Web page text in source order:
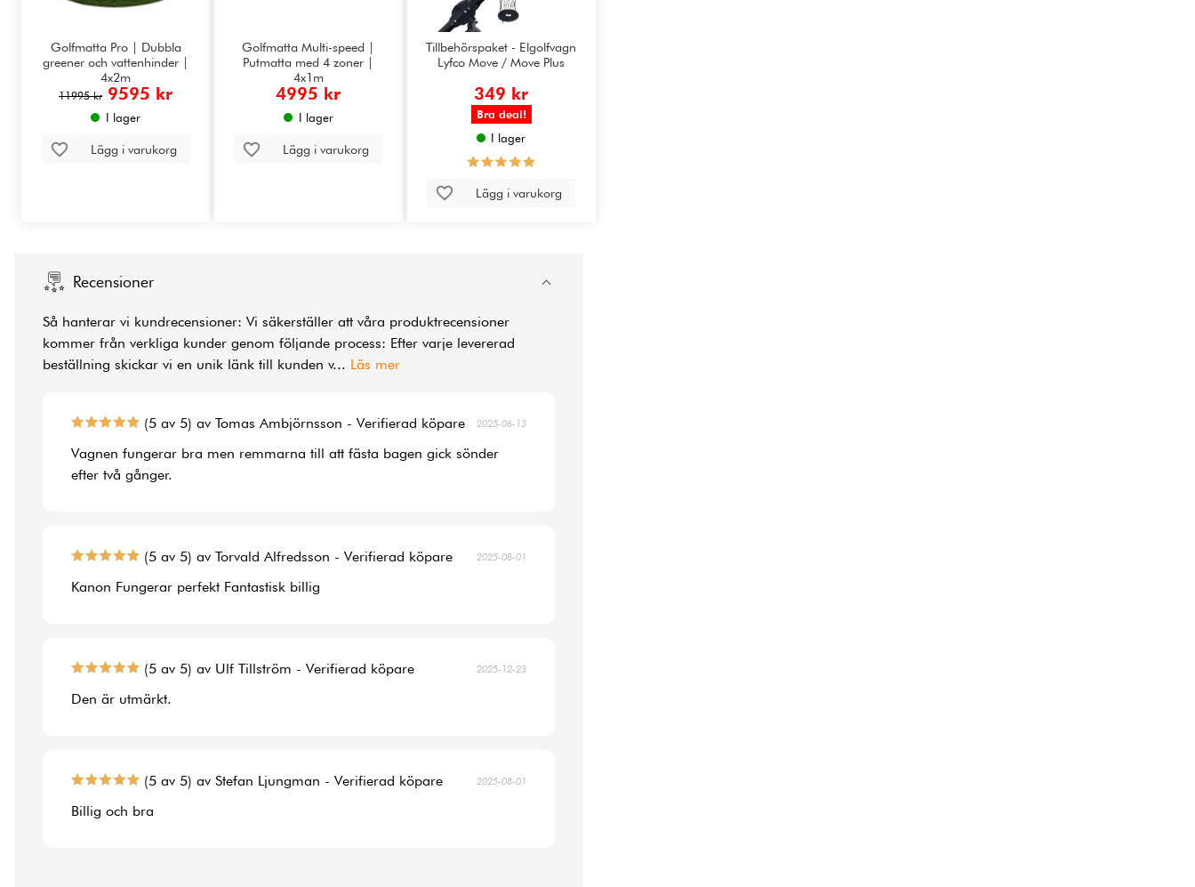
Golfmatta Pro | Dubbla
greener och vattenhinder |
4x2m
11995 kr 9595 kr
I lager
Lägg i varukorg
Golfmatta Multi-speed |
Putmatta med 4 zoner |
4x1m
4995 kr
I lager
Lägg i varukorg
Tillbehörspaket - Elgolfvagn
Lyfco Move / Move Plus
349 kr
Bra deal!
I lager
Lägg i varukorg
Recensioner
Så hanterar vi kundrecensioner: Vi säkerställer att våra produktrecensioner
kommer från verkliga kunder genom följande process: Efter varje levererad
beställning skickar vi en unik länk till kunden v... Läs mer
(5 av 5) av Tomas Ambjörnsson - Verifierad köpare 2025-06-13
Vagnen fungerar bra men remmarna till att fästa bagen gick sönder
efter två gånger.
(5 av 5) av Torvald Alfredsson - Verifierad köpare 2025-08-01
Kanon Fungerar perfekt Fantastisk billig
(5 av 5) av Ulf Tillström - Verifierad köpare 2025-12-23
Den är utmärkt.
(5 av 5) av Stefan Ljungman - Verifierad köpare 2025-08-01
Billig och bra